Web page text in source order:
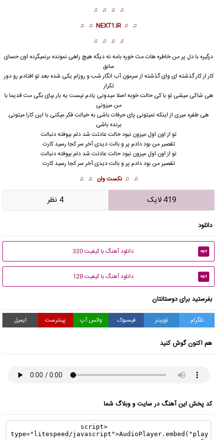
♫ ♫ ♫ ♫
♫ ♫
NEXT1.IR
♫ ♫
♫ ♫ ♫ ♫
درگیره با دل پر من خاطره هات مث خوره بامه نه دیگه هیچ راهی نمونده برنمیگرده اون حسای
سابق
کار از کار گذشته ای وای گذشته از سرمون آب انگار شب و روزام یکی شده بعد تو افتادم رو دور
تکرار
هی شاکی میشی تو با کی حالت خوبه اصلا میدونی یادم نیست یه بار بیای بگی مث قدیما با
من میزونی
هی طفره میری از اینکه نمیتونی پای حرفات باشی به خیالت فکر میکنی با این کارا میتونی
برنده باشی
تو از اون اول میزون نبود حالتعادتت شد دلم بیوفته دنبالت
تقصیر من بود دادم پر و بالت دیدی آخر سر کجا رسید کارت
تو از اون اول میزون نبود حالت عادتت شد دلم بیوفته دنبالت
تقصیر من بود دادم پر و بالت دیدی آخر سر کجا رسید کارت
♫ ♫نکست وان ♫ ♫
419 لایک 4 نظر
دانلود
mp3 دانلود آهنگ با کیفیت 320
mp3 دانلود آهنگ با کیفیت 128
بفرستید برای دوستانتان
تلگرام توییتر فیسبوک واتس آپ پینترست ایمیل
هم اکنون گوش کنید
کد پخش این آهنگ در سایت و وبلاگ شما